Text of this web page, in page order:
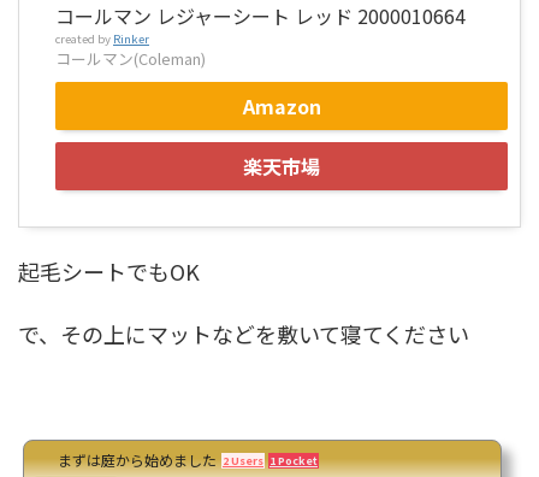
コールマン レジャーシート レッド 2000010664
created by Rinker
コールマン(Coleman)
Amazon
楽天市場
起毛シートでもOK
で、その上にマットなどを敷いて寝てください
まずは庭から始めました 2 Users 1 Pocket